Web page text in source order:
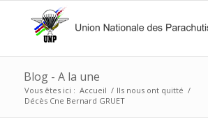
Blog - A la une
Vous êtes ici : Accueil / Ils nous ont quitté /
Décès Cne Bernard GRUET